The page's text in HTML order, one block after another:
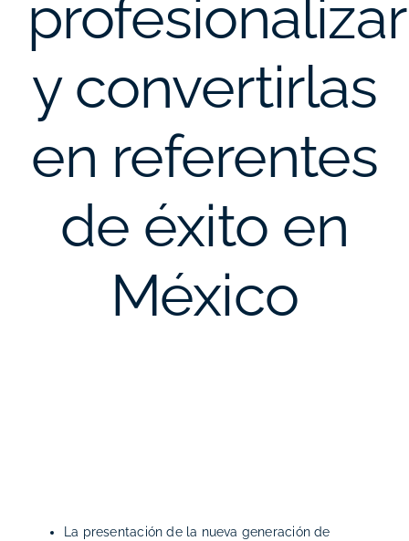
y convertirlas
en referentes
de éxito en
México
La presentación de la nueva generación de